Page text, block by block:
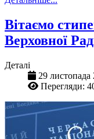
Вітаємо
Верховної
Деталі
29 листопада
Перегляди: